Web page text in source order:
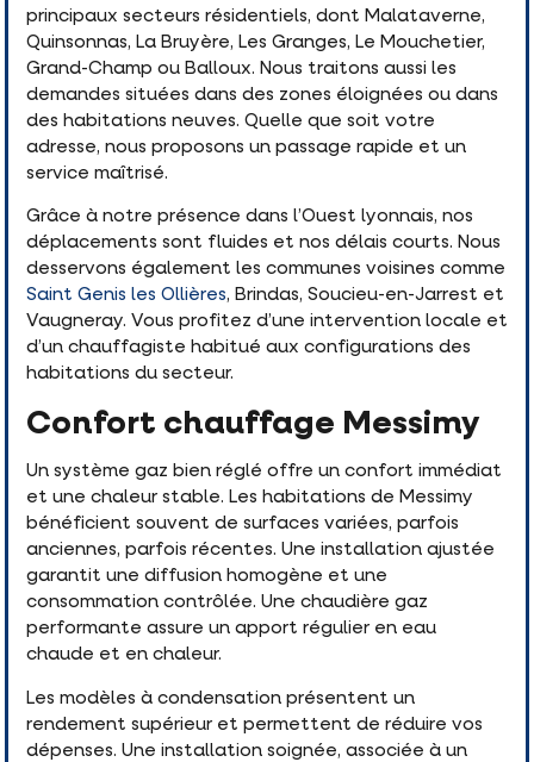
principaux secteurs résidentiels, dont Malataverne,
Quinsonnas, La Bruyère, Les Granges, Le Mouchetier,
Grand-Champ ou Balloux. Nous traitons aussi les
demandes situées dans des zones éloignées ou dans
des habitations neuves. Quelle que soit votre
adresse, nous proposons un passage rapide et un
service maîtrisé.
Grâce à notre présence dans l’Ouest lyonnais, nos
déplacements sont fluides et nos délais courts. Nous
desservons également les communes voisines comme
Saint Genis les Ollières, Brindas, Soucieu-en-Jarrest et
Vaugneray. Vous profitez d’une intervention locale et
d’un chauffagiste habitué aux configurations des
habitations du secteur.
Confort chauffage Messimy
Un système gaz bien réglé offre un confort immédiat
et une chaleur stable. Les habitations de Messimy
bénéficient souvent de surfaces variées, parfois
anciennes, parfois récentes. Une installation ajustée
garantit une diffusion homogène et une
consommation contrôlée. Une chaudière gaz
performante assure un apport régulier en eau
chaude et en chaleur.
Les modèles à condensation présentent un
rendement supérieur et permettent de réduire vos
dépenses. Une installation soignée, associée à un